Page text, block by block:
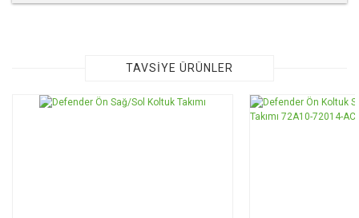
Görüş ve önerileriniz için teşekkür ederiz.
Ürün resmi kalitesiz, bozuk veya görüntülenemiyor.
TAVSİYE ÜRÜNLER